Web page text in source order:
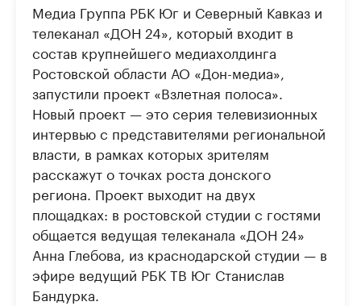
Медиа Группа РБК Юг и Северный Кавказ и
телеканал «ДОН 24», который входит в
состав крупнейшего медиахолдинга
Ростовской области АО «Дон-медиа»,
запустили проект «Взлетная полоса».
Новый проект — это серия телевизионных
интервью с представителями региональной
власти, в рамках которых зрителям
расскажут о точках роста донского
региона. Проект выходит на двух
площадках: в ростовской студии с гостями
общается ведущая телеканала «ДОН 24»
Анна Глебова, из краснодарской студии — в
эфире ведущий РБК ТВ Юг Станислав
Бандурка.